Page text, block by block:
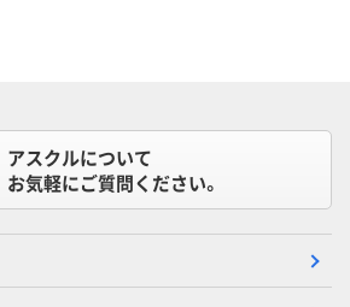
アスクルについて
お気軽にご質問ください。